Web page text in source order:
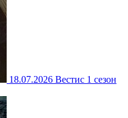
18.07.2026 Вестис 1 сезон